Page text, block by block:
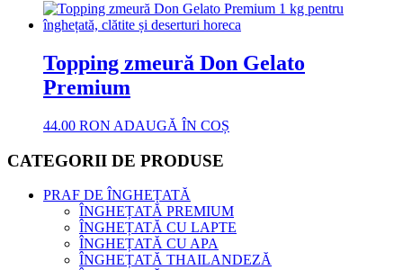
Topping zmeură Don Gelato
Premium
44.00 RON ADAUGĂ ÎN COȘ
CATEGORII DE PRODUSE
PRAF DE ÎNGHEȚATĂ
ÎNGHEȚATĂ PREMIUM
ÎNGHEȚATĂ CU LAPTE
ÎNGHEȚATĂ CU APA
ÎNGHEȚATĂ THAILANDEZĂ